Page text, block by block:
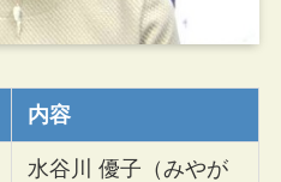
内容
水谷川 優子（みやが